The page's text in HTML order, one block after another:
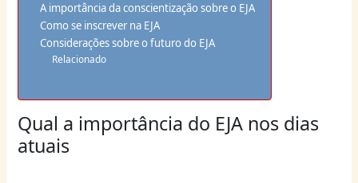
A importância da conscientização sobre o EJA
Como se inscrever na EJA
Considerações sobre o futuro do EJA
Relacionado
Qual a importância do EJA nos dias
atuais